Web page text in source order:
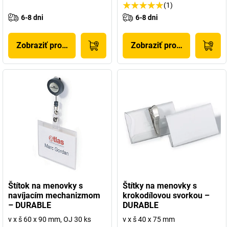
6-8 dni
Zobraziť produkt
(1)
6-8 dni
Zobraziť produkt
Štítok na menovky s
navíjacím mechanizmom
– DURABLE
v x š 60 x 90 mm, OJ 30 ks
Štítky na menovky s
krokodílovou svorkou –
DURABLE
v x š 40 x 75 mm